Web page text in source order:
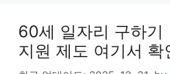
60세 일자리 구하기
지원 제도 여기서 확